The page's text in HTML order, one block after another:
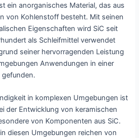
ein anorganisches Material, das aus
von Kohlenstoff besteht. Mit seinen
Eigenschaften wird SiC seit
als Schleifmittel verwendet
seiner hervorragenden Leistung
Anwendungen in einer
gefunden.
in komplexen Umgebungen ist
der Entwicklung von keramischen
von Komponenten aus SiC.
diesen Umgebungen reichen von